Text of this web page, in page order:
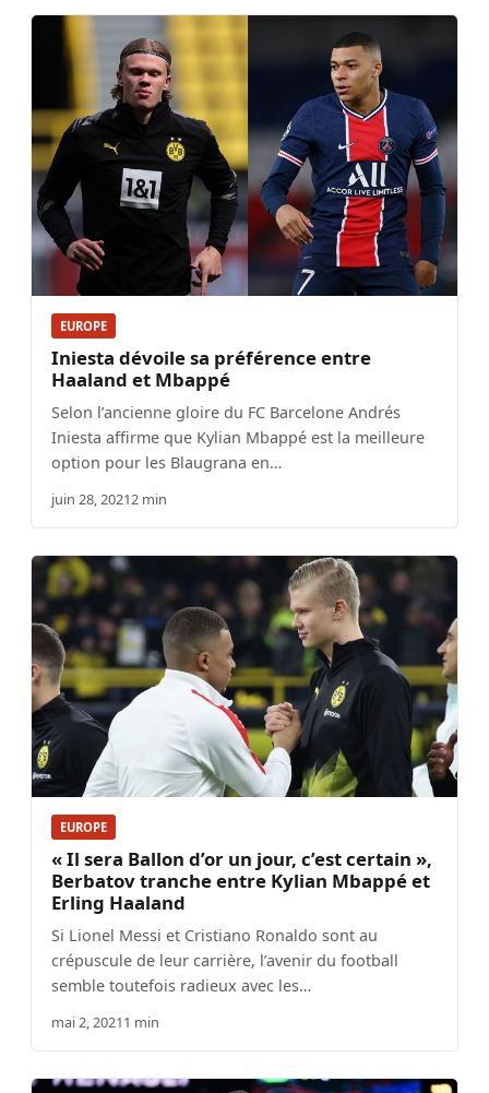
EUROPE
Iniesta dévoile sa préférence entre
Haaland et Mbappé
Selon l’ancienne gloire du FC Barcelone Andrés
Iniesta affirme que Kylian Mbappé est la meilleure
option pour les Blaugrana en…
juin 28, 20212 min
EUROPE
« Il sera Ballon d’or un jour, c’est certain »,
Berbatov tranche entre Kylian Mbappé et
Erling Haaland
Si Lionel Messi et Cristiano Ronaldo sont au
crépuscule de leur carrière, l’avenir du football
semble toutefois radieux avec les…
mai 2, 20211 min